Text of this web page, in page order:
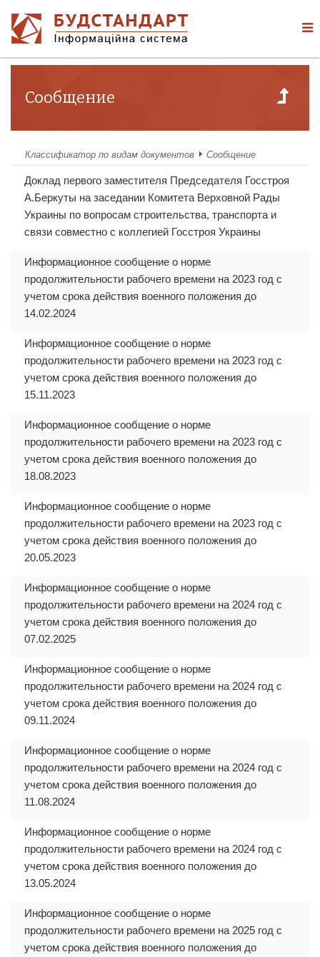
Сообщение
Классификатор по видам документов Сообщение
Доклад первого заместителя Председателя Госстроя
А.Беркуты на заседании Комитета Верховной Рады
Украины по вопросам строительства, транспорта и
связи совместно с коллегией Госстроя Украины
Информационное сообщение о норме
продолжительности рабочего времени на 2023 год с
учетом срока действия военного положения до
14.02.2024
Информационное сообщение о норме
продолжительности рабочего времени на 2023 год с
учетом срока действия военного положения до
15.11.2023
Информационное сообщение о норме
продолжительности рабочего времени на 2023 год с
учетом срока действия военного положения до
18.08.2023
Информационное сообщение о норме
продолжительности рабочего времени на 2023 год с
учетом срока действия военного положения до
20.05.2023
Информационное сообщение о норме
продолжительности рабочего времени на 2024 год с
учетом срока действия военного положения до
07.02.2025
Информационное сообщение о норме
продолжительности рабочего времени на 2024 год с
учетом срока действия военного положения до
09.11.2024
Информационное сообщение о норме
продолжительности рабочего времени на 2024 год с
учетом срока действия военного положения до
11.08.2024
Информационное сообщение о норме
продолжительности рабочего времени на 2024 год с
учетом срока действия военного положения до
13.05.2024
Информационное сообщение о норме
продолжительности рабочего времени на 2025 год с
учетом срока действия военного положения до